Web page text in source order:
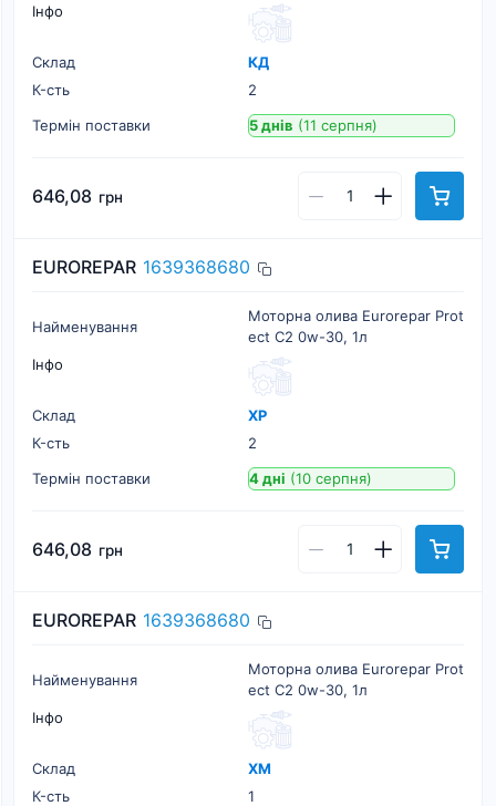
Інфо
Склад
КД
К-cть
2
Термін поставки
5 днів (11 серпня)
646,08 грн
EUROREPAR 1639368680
Найменування
Моторна олива Eurorepar Prot
ect C2 0w-30, 1л
Інфо
Склад
ХР
К-cть
2
Термін поставки
4 дні (10 серпня)
646,08 грн
EUROREPAR 1639368680
Найменування
Моторна олива Eurorepar Prot
ect C2 0w-30, 1л
Інфо
Склад
ХМ
К-cть
1